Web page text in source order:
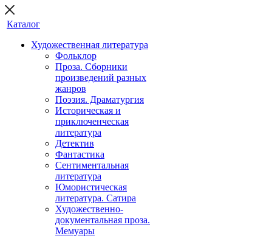
Каталог
Художественная литература
Фольклор
Проза. Сборники
произведений разных
жанров
Поэзия. Драматургия
Историческая и
приключенческая
литература
Детектив
Фантастика
Сентиментальная
литература
Юмористическая
литература. Сатира
Художественно-
документальная проза.
Мемуары